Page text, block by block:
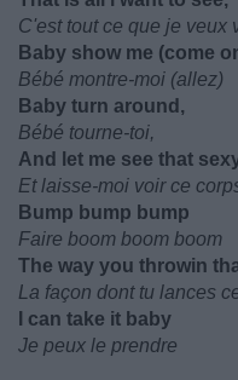
C'est tout ce que je veux
Baby show me (come
Bébé montre-moi (allez)
Baby turn around,
Bébé tourne-toi,
And let me see that
Et laisse-moi voir ce
Bump bump bump
Faire boom boom boom
The way you throwin
La façon dont tu lances
I can take it baby
Je peux le prendre